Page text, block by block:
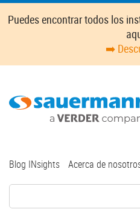
Skip
Puedes encontrar todos los
➡️
Top
Blog INsights Acerca de